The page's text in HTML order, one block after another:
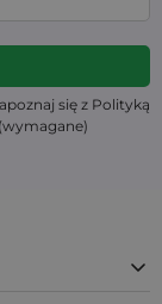
się z Polityką